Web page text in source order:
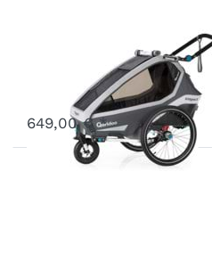
Kidgoo1 Grau
Q8-20-G
Vergriffen
649,00 € *